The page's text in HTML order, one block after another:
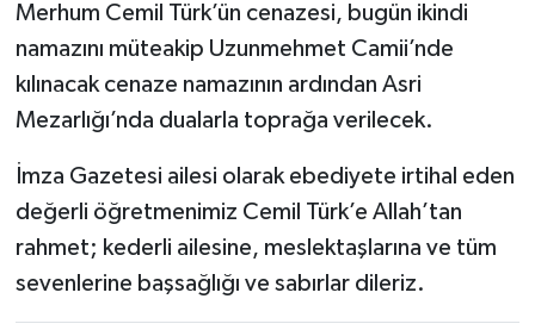
Merhum Cemil Türk’ün cenazesi, bugün ikindi
namazını müteakip Uzunmehmet Camii’nde
kılınacak cenaze namazının ardından Asri
Mezarlığı’nda dualarla toprağa verilecek.
İmza Gazetesi ailesi olarak ebediyete irtihal eden
değerli öğretmenimiz Cemil Türk’e Allah’tan
rahmet; kederli ailesine, meslektaşlarına ve tüm
sevenlerine başsağlığı ve sabırlar dileriz.